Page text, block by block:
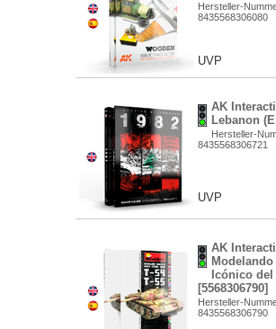
Hersteller-
8435568306080
UVP
AK
Lebanon
Hersteller-
8435568306721
UVP
AK
Icónico
[5568306790]
Hersteller-
8435568306790